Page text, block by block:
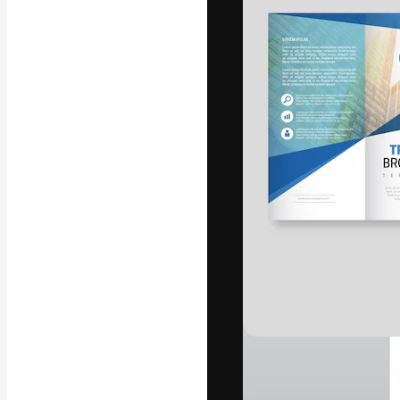
La plataforma
trabajo. Más
entre
estudios.
Español